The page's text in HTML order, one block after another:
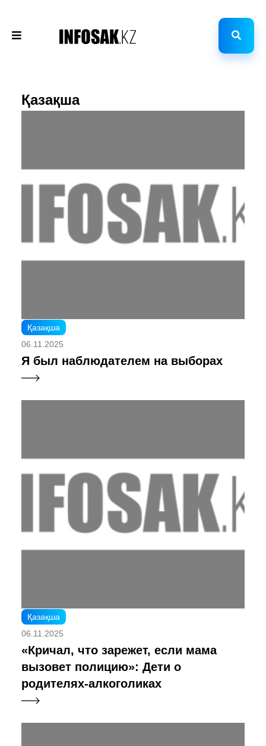
Қазақша
Қазақша
06.11.2025
Я был наблюдателем на выборах
Қазақша
06.11.2025
«Кричал, что зарежет, если мама
вызовет полицию»: Дети о
родителях-алкоголиках